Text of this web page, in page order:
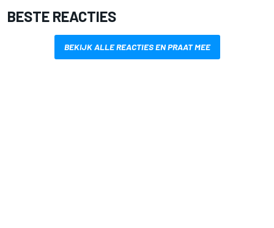
BESTE REACTIES
BEKIJK ALLE REACTIES EN PRAAT MEE